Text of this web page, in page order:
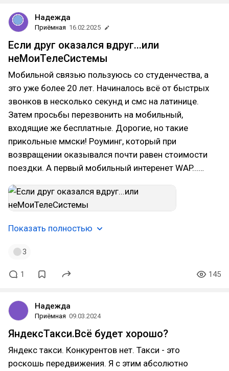
Надежда
Приёмная 16.02.2025
Если друг оказался вдруг...или
неМоиТелеСистемы
Мобильной связью пользуюсь со студенчества, а
это уже более 20 лет. Начиналось всё от быстрых
звонков в несколько секунд и смс на латинице.
Затем просьбы перезвонить на мобильный,
входящие же бесплатные. Дорогие, но такие
прикольные ммски! Роуминг, который при
возвращении оказывался почти равен стоимости
поездки. А первый мобильный интеренет WAP...…
Показать полностью
3
1 145
Надежда
Приёмная 09.03.2024
ЯндексТакси.Всё будет хорошо?
Яндекс такси. Конкурентов нет. Такси - это
роскошь передвижения. Я с этим абсолютно